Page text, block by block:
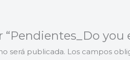
“Pendientes_Do
será publicada. Los campos